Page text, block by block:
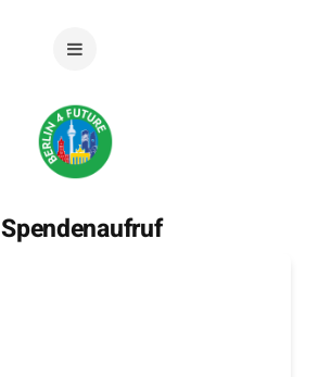
Spendenaufruf